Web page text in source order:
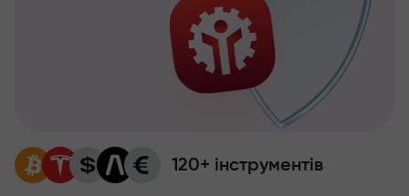
120+ інструментів